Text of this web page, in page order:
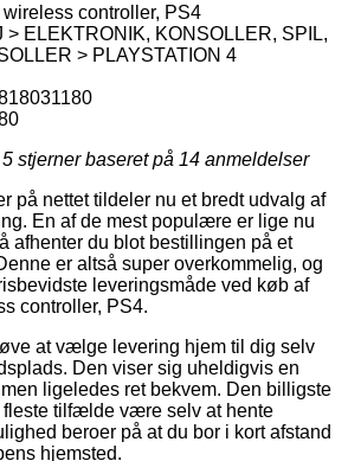
controller, PS4
> ELEKTRONIK, KONSOLLER, SPIL,
> PLAYSTATION 4
stjerner baseret på 14 anmeldelser
på nettet tildeler nu et bredt udvalg af
En af de mest populære er lige nu
afhenter du blot bestillingen på et
er altså super overkommelig, og
leveringsmåde ved køb af
controller, PS4.
at vælge levering hjem til dig selv
Den viser sig uheldigvis en
ligeledes ret bekvem. Den billigste
fleste tilfælde være selv at hente
beroer på at du bor i kort afstand
hjemsted.